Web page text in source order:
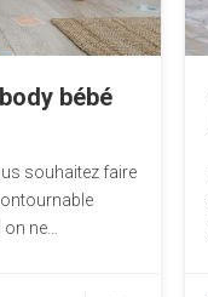
bébé
souhaitez faire
ne…